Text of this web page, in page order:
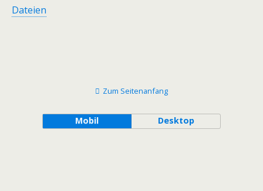
Dateien
Zum Seitenanfang
Mobil Desktop